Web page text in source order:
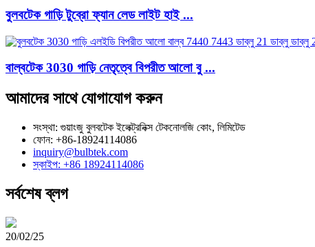
বুলবটেক গাড়ি টুব্রো ফ্যান লেড লাইট হাই ...
বাল্বটেক 3030 গাড়ি নেতৃত্বে বিপরীত আলো বু ...
আমাদের সাথে যোগাযোগ করুন
সংস্থা: গুয়াংজু বুলবটেক ইলেক্ট্রনিক্স টেকনোলজি কোং, লিমিটেড
ফোন: +86-18924114086
inquiry@bulbtek.com
স্কাইপ: +86 18924114086
সর্বশেষ ব্লগ
20/02/25